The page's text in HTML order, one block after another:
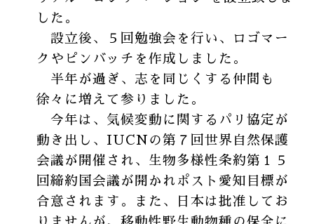
した。
設立後、５回勉強会を行い、ロゴマー
クやピンバッチを作成しました。
半年が過ぎ、志を同じくする仲間も
徐々に増えて参りました。
今年は、気候変動に関するパリ協定が
動き出し、 IUCNの第７回世界自然保護
会議が開催され、 生物多様性条約第１５
回締約国会議が開かれポスト愛知目標が
合意されます。また、日本は批准してお